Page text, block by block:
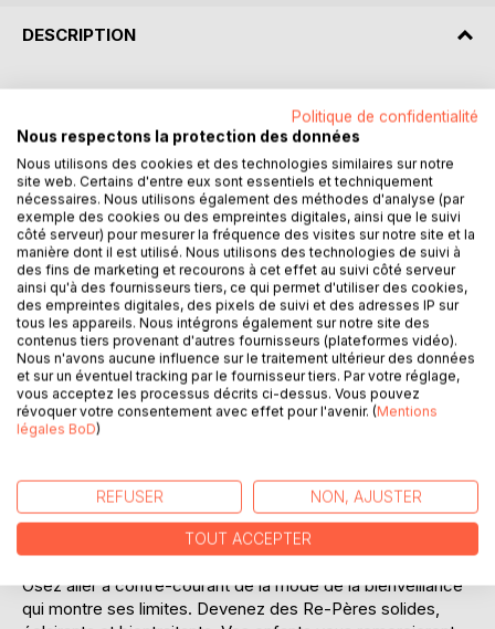
DESCRIPTION
A une époque où les prescriptions pour être parent n'ont
jamais été aussi nombreuses, comment s'y retrouver pour
construire une éducation équilibrée ? Comment
accompagner nos enfants en leur donnant un cadre à la
fois aimant et structurant ? Quels repères trouver pour ne
pas tomber dans de nombreux pièges comme répondre à
tous leurs désirs, les surprotéger, les impliquer dans des
décisions qui incombent aux adultes, leur éviter toute
frustration, etc... Ce sont autant de fausses bonnes idées
et de raccourcis pratiques, mais qui freinent la bonne
construction psychique de l'adulte de demain. Nous
commençons à en voir les effets délétères.
Dans cet ouvrage, nous souhaitons transmettre une boite à
XXIème siècle. Nous testons au quotidien ces outils issus
de l'EmètAnalyse et en mesurons l'efficacité tant dans nos
pratiques personnelles que professionnelles.
En lisant cet ouvrage, retrouvez votre bon sens éducatif.
Osez aller à contre-courant de la mode de la bienveillance
qui montre ses limites. Devenez des Re-Pères solides,
Politique de confidentialité
Nous respectons la protection des données
Nous utilisons des cookies et des technologies similaires sur notre
site web. Certains d'entre eux sont essentiels et techniquement
nécessaires. Nous utilisons également des méthodes d'analyse (par
exemple des cookies ou des empreintes digitales, ainsi que le suivi
côté serveur) pour mesurer la fréquence des visites sur notre site et la
manière dont il est utilisé. Nous utilisons des technologies de suivi à
des fins de marketing et recourons à cet effet au suivi côté serveur
ainsi qu'à des fournisseurs tiers, ce qui permet d'utiliser des cookies,
des empreintes digitales, des pixels de suivi et des adresses IP sur
tous les appareils. Nous intégrons également sur notre site des
contenus tiers provenant d'autres fournisseurs (plateformes vidéo).
Nous n'avons aucune influence sur le traitement ultérieur des données
et sur un éventuel tracking par le fournisseur tiers. Par votre réglage,
vous acceptez les processus décrits ci-dessus. Vous pouvez
révoquer votre consentement avec effet pour l'avenir. (Mentions
légales BoD)
REFUSER NON, AJUSTER
TOUT ACCEPTER